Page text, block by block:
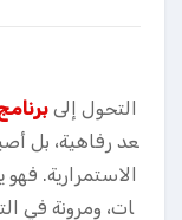
التحول إلى
عد رفاهية، بل
الاستمرارية. فهو
ات، ومرونة في